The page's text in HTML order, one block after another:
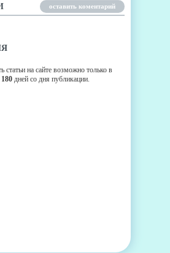
оставить коментарий
статьи на сайте возможно только в
180 дней со дня публикации.